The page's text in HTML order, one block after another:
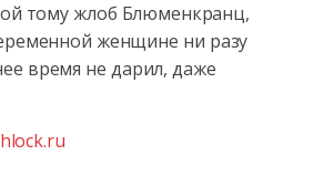
тому жлоб Блюменкранц,
женщине ни разу
время не дарил, даже